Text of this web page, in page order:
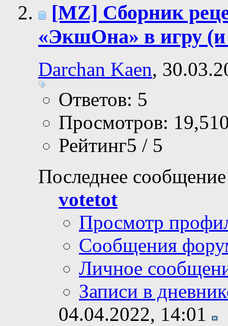
[MZ] Сборник
«ЭкшОна» в игру
Darchan Kaen,
Ответов: 5
Просмотров:
Рейтинг5 / 5
Последнее
votetot
Просмотр
Сообщения
Личное
Записи в
04.04.2022, 14:01